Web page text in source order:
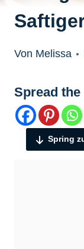
Von Melissa
Spread the
Spring